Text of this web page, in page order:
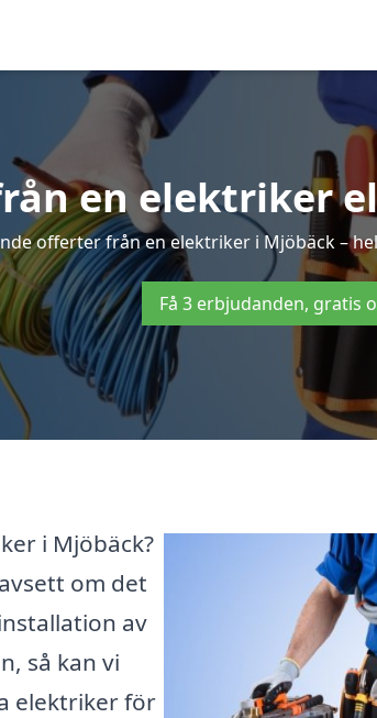
en elektriker
offerter från en elektriker i Mjöbäck –
Få 3 erbjudanden, gratis
i Mjöbäck?
om det
av
så kan vi
elektriker för